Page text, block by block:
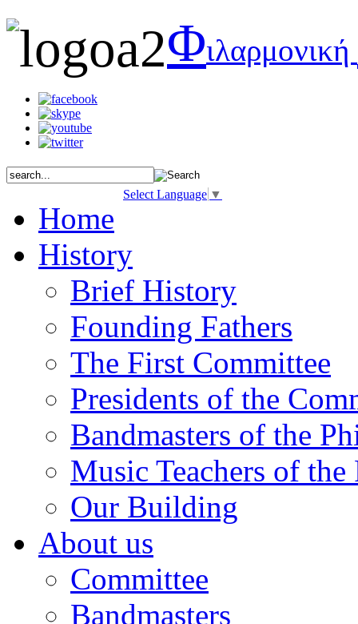
Φιλαρμονική
Select Language ▼
Home
History
Brief History
Founding Fathers
The First Committee
Presidents of the
Bandmasters of the
Music Teachers of
Our Building
About us
Committee
Bandmasters